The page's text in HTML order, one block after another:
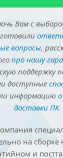
Вам с
вопросы,
про нашу
поддержку
доступные
информацию
доставки ПК.
на сборке
и